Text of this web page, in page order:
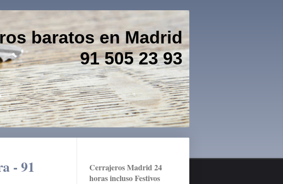
baratos en Madrid
23 93
- 91
Cerrajeros Madrid 24
horas incluso Festivos